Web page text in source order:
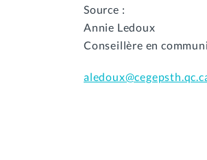
Source :
Annie Ledoux
Conseillère en